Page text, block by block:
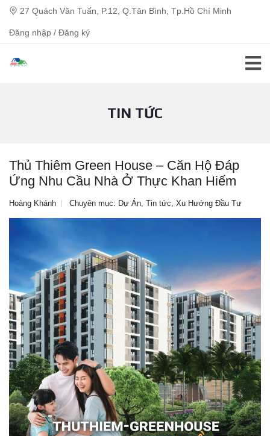
27 Quách Văn Tuấn, P.12, Q.Tân Bình, Tp.Hồ Chí Minh
Đăng nhập / Đăng ký
TIN TỨC
Thủ Thiêm Green House – Căn Hộ Đáp
Ứng Nhu Cầu Nhà Ở Thực Khan Hiếm
Hoàng Khánh Chuyên mục: Dự Án, Tin tức, Xu Hướng Đầu Tư